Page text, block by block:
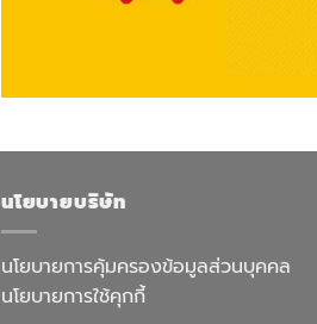
นโยบายบริษัท
นโยบายการคุ้มครองข้อมูลส่วนบุคคล
นโยบายการใช้คุกกี้